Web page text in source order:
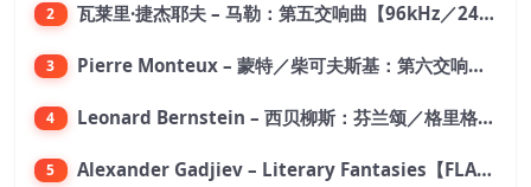
2 瓦莱里·捷杰耶夫 – 马勒：第五交响曲【96kHz／24bit】
3 Pierre Monteux – 蒙特／柴可夫斯基：第六交响曲【176.4kHz／24bit】
4 Leonard Bernstein – 西贝柳斯：芬兰颂／格里格：培尔·金特组曲【44.1kHz／24bit】
5 Alexander Gadjiev – Literary Fantasies【FLAC 192】